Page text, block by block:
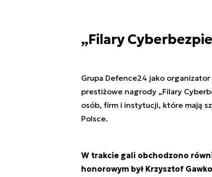
„Filary
Grupa Defence24 jako
prestiżowe nagrody „Filary
osób, firm i instytucji, które mają
Polsce.
W trakcie gali obchodzono
honorowym był Krzysztof